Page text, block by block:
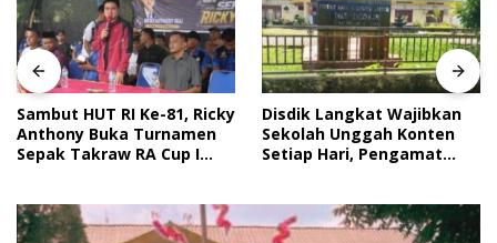
Sambut HUT RI Ke-81, Ricky
Anthony Buka Turnamen
Sepak Takraw RA Cup I
Disdik Langkat Wajibkan
Sekolah Unggah Konten
Setiap Hari, Pengamat